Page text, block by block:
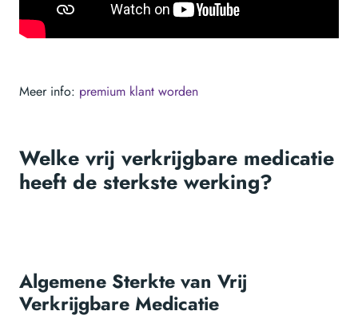
Meer info: premium klant worden
Welke vrij verkrijgbare medicatie
heeft de sterkste werking?
Algemene Sterkte van Vrij
Verkrijgbare Medicatie